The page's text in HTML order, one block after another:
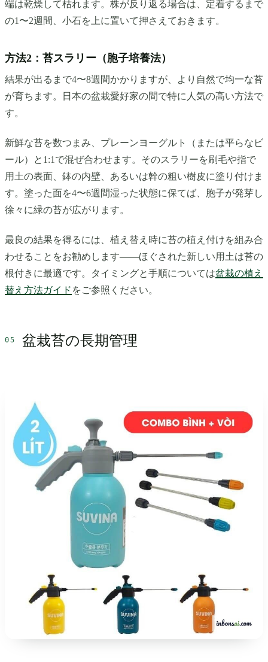
端は乾燥して枯れます。株が反り返る場合は、定着するまで
の1〜2週間、小石を上に置いて押さえておきます。
方法2：苔スラリー（胞子培養法）
結果が出るまで4〜8週間かかりますが、より自然で均一な苔
が育ちます。日本の盆栽愛好家の間で特に人気の高い方法で
す。
新鮮な苔を数つまみ、プレーンヨーグルト（または平らなビ
ール）と1:1で混ぜ合わせます。そのスラリーを刷毛や指で
用土の表面、鉢の内壁、あるいは幹の粗い樹皮に塗り付けま
す。塗った面を4〜6週間湿った状態に保てば、胞子が発芽し
徐々に緑の苔が広がります。
最良の結果を得るには、植え替え時に苔の植え付けを組み合
わせることをお勧めします——ほぐされた新しい用土は苔の
根付きに最適です。タイミングと手順については盆栽の植え
替え方法ガイド をご参照ください。
盆栽苔の長期管理